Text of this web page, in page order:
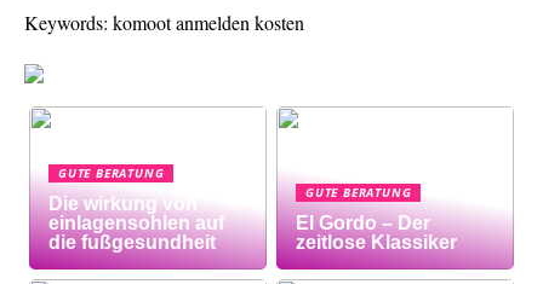
Keywords: komoot anmelden kosten
GUTE BERATUNG
Die wirkung von
einlagensohlen auf
die fußgesundheit
GUTE BERATUNG
El Gordo – Der
zeitlose Klassiker